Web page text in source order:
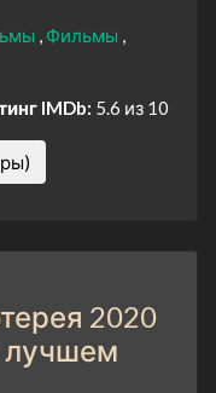
Фильмы
IMDb: 5.6 из 10
2020
лучшем